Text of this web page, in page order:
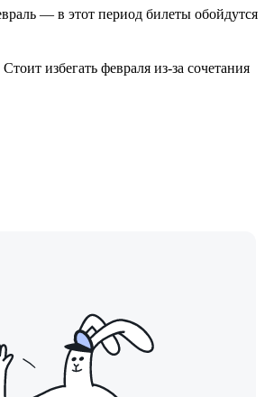
— в этот период билеты обойдутся
избегать февраля из-за сочетания